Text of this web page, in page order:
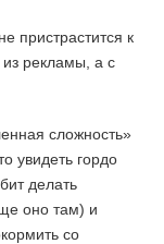
пристрастится к
из рекламы, а с
сложность»
увидеть гордо
делать
оно там) и
со